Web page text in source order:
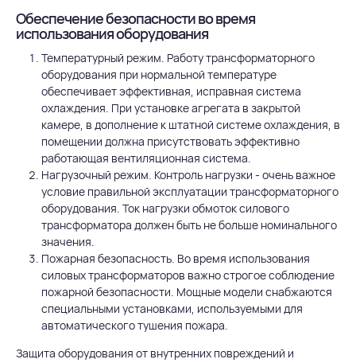
Обеспечение безопасности во время
использования оборудования
Температурный режим. Работу трансформаторного
оборудования при нормальной температуре
обеспечивает эффективная, исправная система
охлаждения. При установке агрегата в закрытой
камере, в дополнение к штатной системе охлаждения, в
помещении должна присутствовать эффективно
работающая вентиляционная система.
Нагрузочный режим. Контроль нагрузки - очень важное
условие правильной эксплуатации трансформаторного
оборудования. Ток нагрузки обмоток силового
трансформатора должен быть не больше номинального
значения.
Пожарная безопасность. Во время использования
силовых трансформаторов важно строгое соблюдение
пожарной безопасности. Мощные модели снабжаются
специальными установками, используемыми для
автоматического тушения пожара.
Защита оборудования от внутренних повреждений и